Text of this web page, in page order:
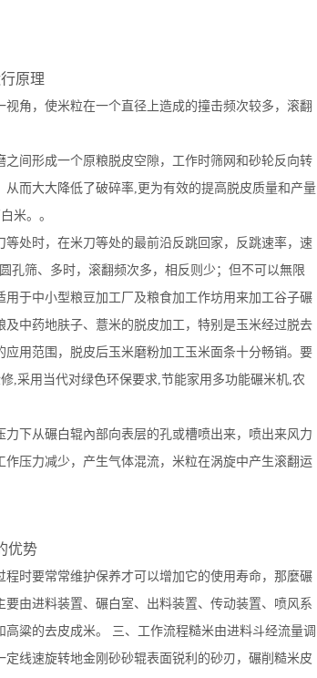
原理
角，使米粒在一个直径上造成的撞击频次较多，滚翻
间形成一个原粮脱皮空隙，工作时筛网和砂轮反向转
而大大降低了破碎率,更为有效的提高脱皮质量和产量
米。。
处时，在米刀等处的最前沿反跳回家，反跳速率，速
孔筛、多时，滚翻频次多，相反则少；但不可以無限
于中小型粮豆加工厂及粮食加工作坊用来加工谷子碾
中药地肤子、薏米的脱皮加工，特别是玉米经过脱去
用范围，脱皮后玉米磨粉加工玉米面条十分畅销。要
,采用当代对绿色环保要求,节能家用多功能碾米机,农
下从碾白辊內部向表层的孔或槽喷出来，喷出来风力
压力减少，产生气体混流，米粒在涡旋中产生滚翻运
势
时要常常维护保养才可以增加它的使用寿命，那麼碾
由进料装置、碾白室、出料装置、传动装置、喷风系
粱的去皮成米。 三、工作流程糙米由进料斗经流量调
线速旋转地金刚砂砂辊表面锐利的砂刃，碾削糙米皮